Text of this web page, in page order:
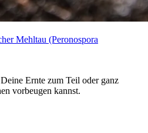
Mehltau (Peronospora
Ernte zum Teil oder ganz
vorbeugen kannst.